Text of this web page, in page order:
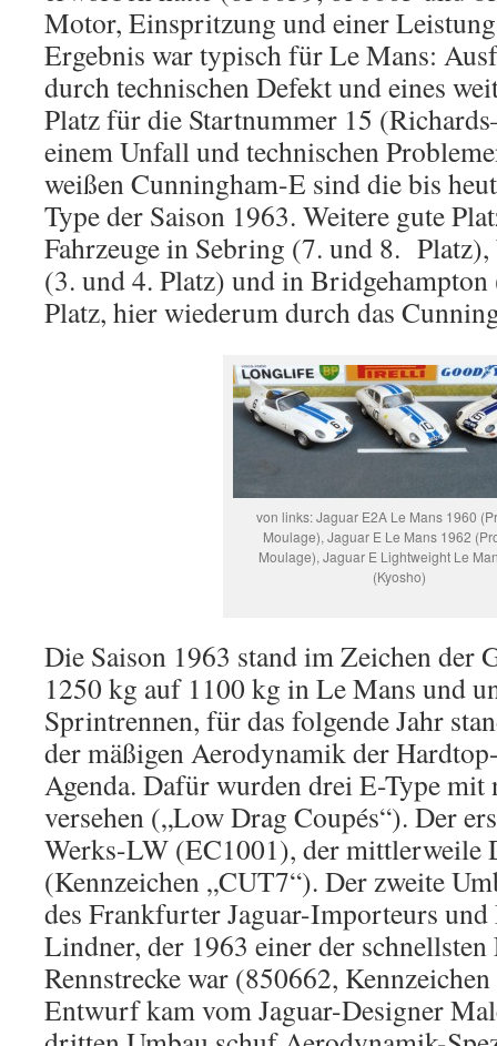
Motor, Einspritzung und einer
Ergebnis war typisch für Le Mans:
durch technischen Defekt und eines
Platz für die Startnummer 15
einem Unfall und technischen
weißen Cunningham-E sind die bis
Type der Saison 1963. Weitere gute
Fahrzeuge in Sebring (7. und 8.
(3. und 4. Platz) und in
Platz, hier wiederum durch das
von links: Jaguar E2A Le Mans 1960
Moulage), Jaguar E Le Mans 1962
Moulage), Jaguar E Lightweight Le
(Kyosho)
Die Saison 1963 stand im Zeichen der
1250 kg auf 1100 kg in Le Mans und
Sprintrennen, für das folgende Jahr
der mäßigen Aerodynamik der
Agenda. Dafür wurden drei E-Type mit
versehen („Low Drag Coupés“). Der
Werks-LW (EC1001), der mittlerweile
(Kennzeichen „CUT7“). Der zweite
des Frankfurter Jaguar-Importeurs und
Lindner, der 1963 einer der
Rennstrecke war (850662,
Entwurf kam vom Jaguar-Designer